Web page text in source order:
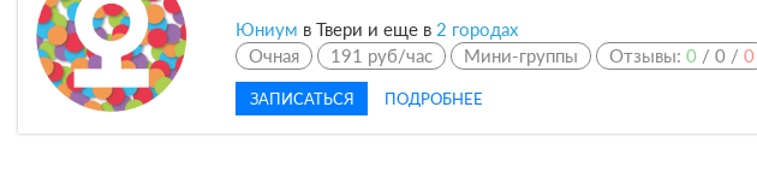
Юниум в Твери и еще в 2 городах
Очная
191 руб/час Мини-группы Отзывы: 0 / 0 / 0
ЗАПИСАТЬСЯ ПОДРОБНЕЕ